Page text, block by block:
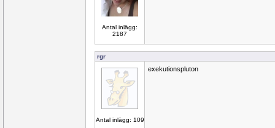
Antal inlägg:
2187
rgr
Antal inlägg: 109
exekutionspluton